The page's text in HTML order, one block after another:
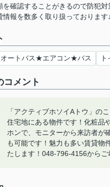
を確認することがきるので防犯
情報を数多く取り扱っておりま
ートバス★エアコン★バス
コメント
「アクティブホソイAトウ」の
住宅地にある物件です！化粧品
ホンで、モニターから来訪者が
も可能です！魅力も多い賃貸物
たします！048-796-4156から